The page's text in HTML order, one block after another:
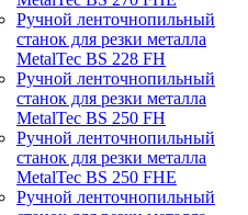
Ручной ленточнопильный
станок для резки металла
MetalTec BS 228 FH
Ручной ленточнопильный
станок для резки металла
MetalTec BS 250 FH
Ручной ленточнопильный
станок для резки металла
MetalTec BS 250 FHЕ
Ручной ленточнопильный